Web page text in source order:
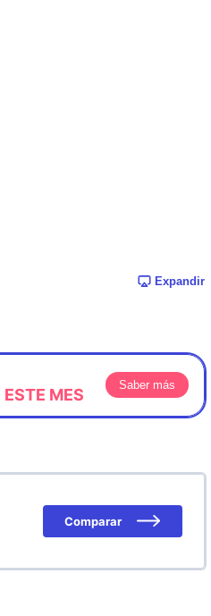
Expandir
MES
Saber más
Comparar